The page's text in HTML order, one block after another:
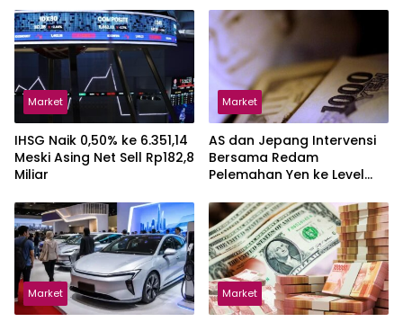
Market
IHSG Naik 0,50% ke 6.351,14
Meski Asing Net Sell Rp182,8
Miliar
Market
AS dan Jepang Intervensi
Bersama Redam
Pelemahan Yen ke Level
Market Market